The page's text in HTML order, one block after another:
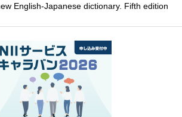
English-Japanese dictionary. Fifth edition